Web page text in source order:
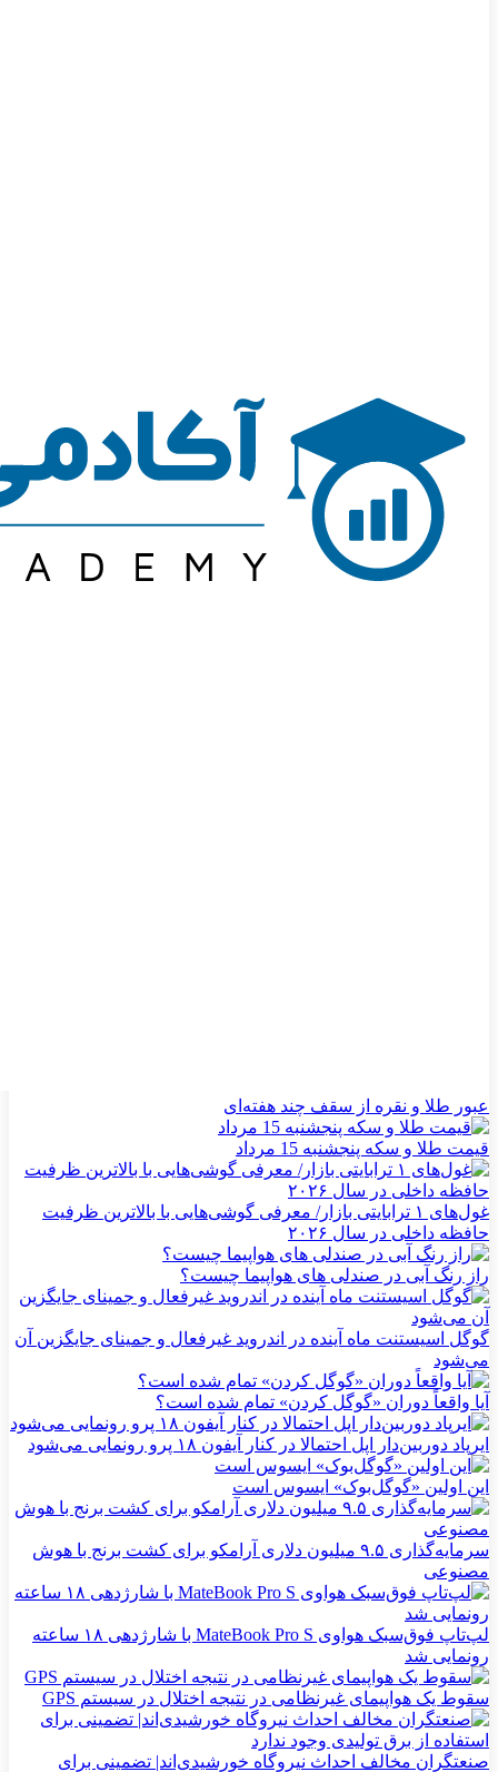
عبور طلا و نقره از سقف چند هفته‌ای
قیمت طلا و سکه پنجشنبه 15 مرداد
غول‌های ۱ ترابایتی بازار/ معرفی گوشی‌هایی با بالاترین ظرفیت
حافظه داخلی در سال ۲۰۲۶
راز رنگ آبی در صندلی های هواپیما چیست؟
گوگل اسیستنت ماه آینده در اندروید غیرفعال و جمینای جایگزین آن
می‌شود
آیا واقعاً دوران «گوگل کردن» تمام شده است؟
ایرپاد دوربین‌دار اپل احتمالا در کنار آیفون ۱۸ پرو رونمایی می‌شود
این اولین «گوگل‌بوک» ایسوس است
سرمایه‌گذاری ۹.۵ میلیون دلاری آرامکو برای کشت برنج با هوش
مصنوعی
لپ‌تاپ فوق‌سبک هواوی MateBook Pro S با شارژدهی ۱۸ ساعته
رونمایی شد
سقوط یک هواپیمای غیرنظامی در نتیجه اختلال در سیستم‌ GPS
صنعتگران مخالف احداث نیروگاه خورشیدی‌اند| تضمینی برای